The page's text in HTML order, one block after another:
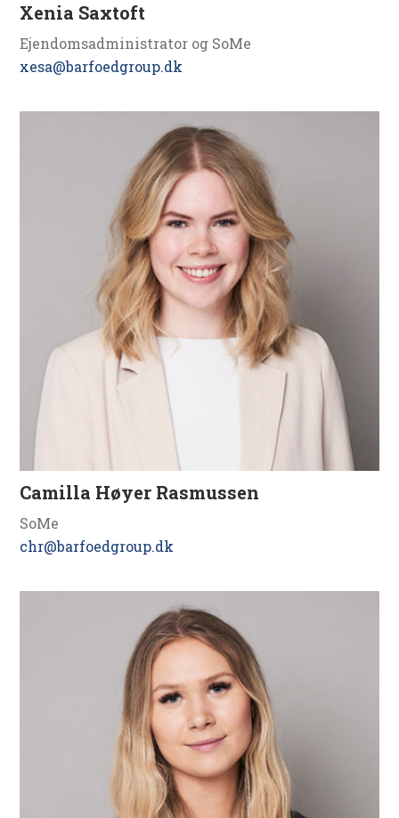
Xenia Saxtoft
Ejendomsadministrator og SoMe
xesa@barfoedgroup.dk
Camilla Høyer Rasmussen
SoMe
chr@barfoedgroup.dk